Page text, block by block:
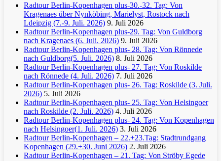
Radtour Berlin-Kopenhagen plus-30.-32. Tag: Von
Kragenaes über Nynköbing, Marielyst, Rostock nach
Ldeipzig (7.-9. Juli. 2026) 9. Juli 2026
Radtour Berlin-Kopenhagen plus-29. Tag: Von Guldborg
nach Kragenaes (6. Juli. 2026) 9. Juli 2026
Radtour Berlin-Kopenhagen plus- 28. Tag: Von Rönnede
nach Guldborg(5. Juli. 2026) 8. Juli 2026
Radtour Berlin-Kopenhagen plus- 27. Tag: Von Roskilde
nach Rönnede (4. Juli. 2026) 7. Juli 2026
Radtour Berlin-Kopenhagen plus- 26. Tag: Roskilde (3. Juli.
2026) 5. Juli 2026
Radtour Berlin-Kopenhagen plus- 25. Tag: Von Helsingoer
nach Roskilde (2. Juli. 2026) 4. Juli 2026
Radtour Berlin-Kopenhagen plus- 24. Tag: Von Kopenhagen
nach Helsingoer(1. Juli. 2026) 3. Juli 2026
Radtour Berlin-Kopenhagen – 22.+23.Tag: Stadtrundgang
Kopenhagen (29.+30. Juni 2026) 2. Juli 2026
Radtour Berlin-Kopenhagen – 21. Tag: Von Ströby Egede